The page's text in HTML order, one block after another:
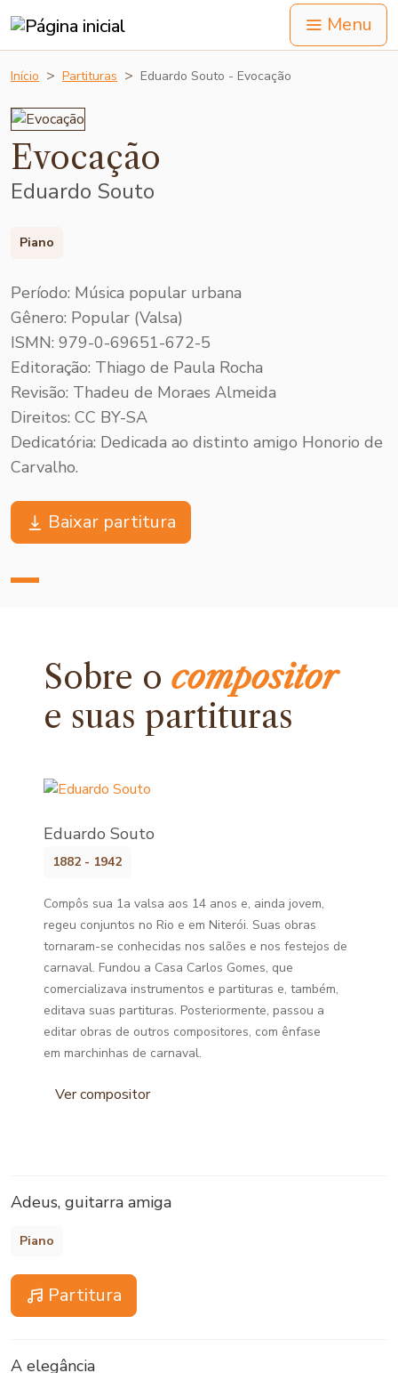
Menu
Início Partituras Eduardo Souto - Evocação
Evocação
Eduardo Souto
Piano
Período: Música popular urbana
Gênero: Popular (Valsa)
ISMN: 979-0-69651-672-5
Editoração: Thiago de Paula Rocha
Revisão: Thadeu de Moraes Almeida
Direitos: CC BY-SA
Dedicatória: Dedicada ao distinto amigo Honorio de
Carvalho.
Baixar partitura
Sobre ocompositor
e suas partituras
Eduardo Souto
1882 - 1942
Compôs sua 1a valsa aos 14 anos e, ainda jovem,
regeu conjuntos no Rio e em Niterói. Suas obras
tornaram-se conhecidas nos salões e nos festejos de
carnaval. Fundou a Casa Carlos Gomes, que
comercializava instrumentos e partituras e, também,
editava suas partituras. Posteriormente, passou a
editar obras de outros compositores, com ênfase
em marchinhas de carnaval.
Ver compositor
Adeus, guitarra amiga
Piano
Partitura
A elegância